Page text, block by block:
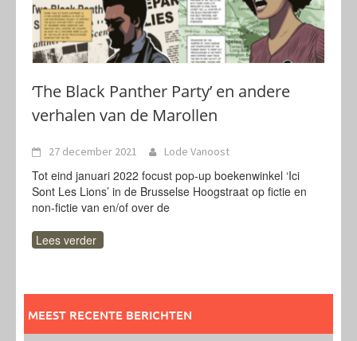
‘The Black Panther Party’ en andere
verhalen van de Marollen
27 december 2021 Lode Vanoost
Tot eind januari 2022 focust pop-up boekenwinkel ‘Ici
Sont Les Lions’ in de Brusselse Hoogstraat op fictie en
non-fictie van en/of over de
Lees verder
MEEST RECENTE BERICHTEN